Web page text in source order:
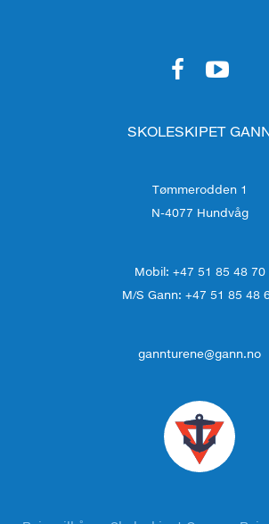
SKOLESKIPET
Tømmerodden 1
N-4077 Hundvåg
Mobil: +47 51 85 48 70
M/S Gann: +47 51 85 48
gannturene@gann.no